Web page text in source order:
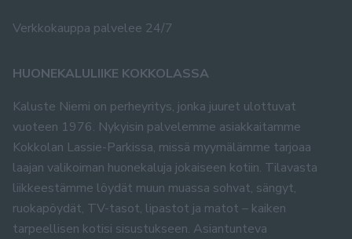
Verkkokauppa palvelee 24/7
HUONEKALULIIKE KOKKOLASSA
Kaluste Niemi on perheyritys, jonka juuret ulottuvat
vuoteen 1976. Nykyisin palvelemme asiakkaitamme
Kokkolan Lassie-Parkissa, missä myymälämme tarjoaa
laajan valikoiman huonekaluja jokaiseen kotiin. Tilavasta
liikkeestämme löydät muun muassa sohvat, sängyt,
ruokapöydät, TV-tasot, lipastot ja matot – kaiken
tarpeellisen kotisi sisustukseen. Asiantunteva